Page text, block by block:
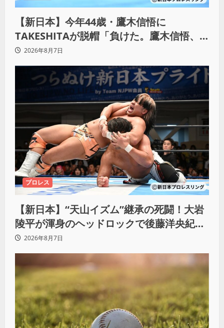
【新日本】今年44歳・鷹木信悟に
TAKESHITAが脱帽「負けた。鷹木信悟、
強いわ！」
2026年8月7日
プロレス
【新日本】“天山イズム”継承の死闘！大岩
陵平が渾身のヘッドロックで後藤洋央紀か
らタップ奪取 執念の「リベンジ＆4勝目」
2026年8月7日